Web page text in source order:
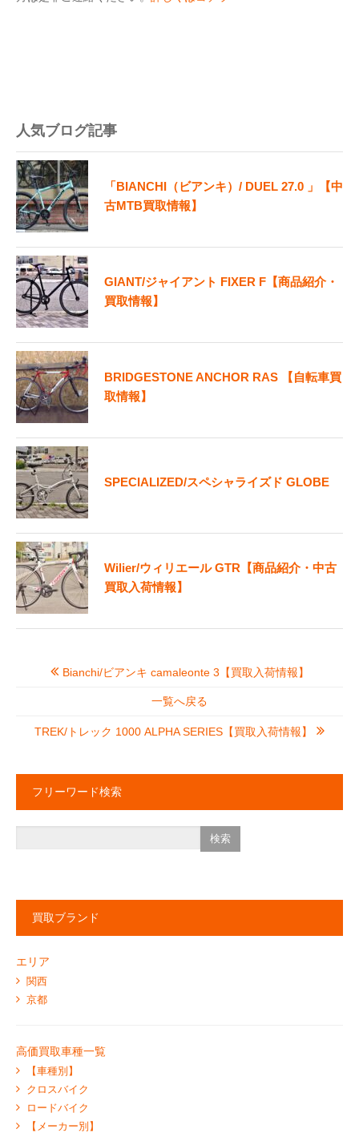
人気ブログ記事
「BIANCHI（ビアンキ）/ DUEL 27.0 」【中
古MTB買取情報】
GIANT/ジャイアント FIXER F【商品紹介・
買取情報】
BRIDGESTONE ANCHOR RAS 【自転車買
取情報】
SPECIALIZED/スペシャライズド GLOBE
Wilier/ウィリエール GTR【商品紹介・中古
買取入荷情報】
Bianchi/ビアンキ camaleonte 3【買取入荷情報】
一覧へ戻る
TREK/トレック 1000 ALPHA SERIES【買取入荷情報】
フリーワード検索
買取ブランド
エリア
関西
京都
高価買取車種一覧
【車種別】
クロスバイク
ロードバイク
【メーカー別】